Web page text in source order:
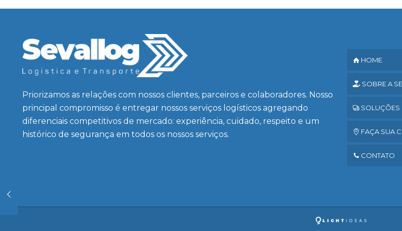
Priorizamos as relações com nossos clientes, parceiros e colaboradores. Nosso
principal compromisso é entregar nossos serviços logísticos agregando
diferenciais competitivos de mercado: experiência, cuidado, respeito e um
histórico de segurança em todos os nossos serviços.
HOME
SOBRE A
SOLUÇÕES
FAÇA SUA
CONTATO